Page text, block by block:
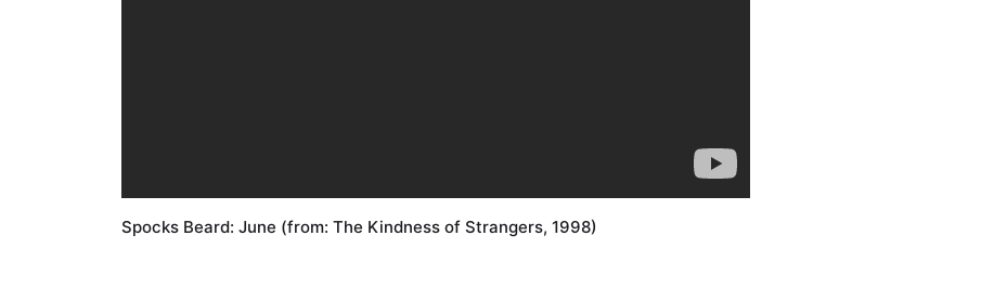
Spocks Beard: June (from: The Kindness of Strangers, 1998)